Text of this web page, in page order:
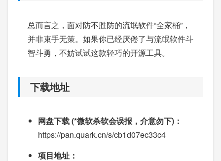
总而言之，面对防不胜防的流氓软件“全家桶”，
并非束手无策。如果你已经厌倦了与流氓软件斗
智斗勇，不妨试试这款轻巧的开源工具。
下载地址
网盘下载 (*微软杀软会误报，介意勿下)：
https://pan.quark.cn/s/cb1d07ec33c4
项目地址：